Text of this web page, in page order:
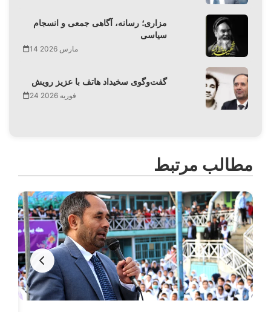
مزاری؛ رسانه، آگاهی جمعی و انسجام
سیاسی
14 مارس 2026
گفت‌وگوی سخیداد هاتف با عزیز رویش
24 فوریه 2026
مطالب مرتبط